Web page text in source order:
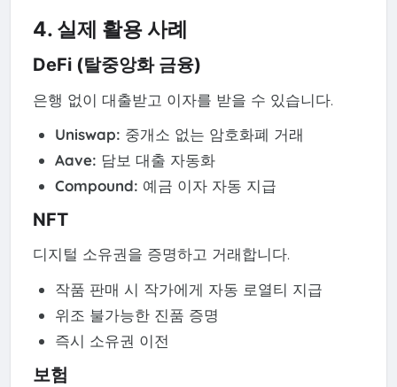
4. 실제 활용 사례
DeFi (탈중앙화 금융)
은행 없이 대출받고 이자를 받을 수 있습니다.
Uniswap: 중개소 없는 암호화폐 거래
Aave: 담보 대출 자동화
Compound: 예금 이자 자동 지급
NFT
디지털 소유권을 증명하고 거래합니다.
작품 판매 시 작가에게 자동 로열티 지급
위조 불가능한 진품 증명
즉시 소유권 이전
보험